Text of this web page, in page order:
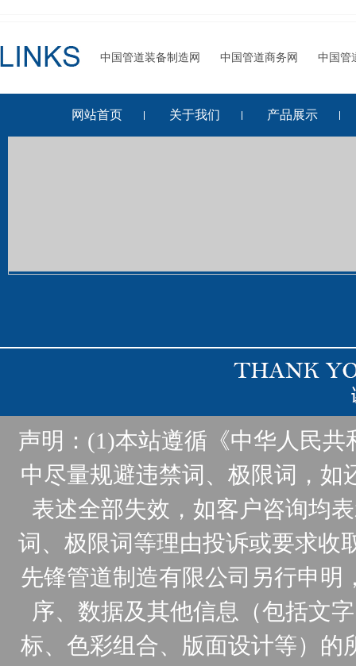
中国管道装备制造网 中国管道商务网 中国管
网站首页 关于我们 产品展示
声明：(1)本站遵循《中华人民
中尽量规避违禁词、极限词，
表述全部失效，如客户咨询均
词、极限词等理由投诉或要求收
先锋管道制造有限公司另行申
序、数据及其他信息（包括文
标、色彩组合、版面设计等）的